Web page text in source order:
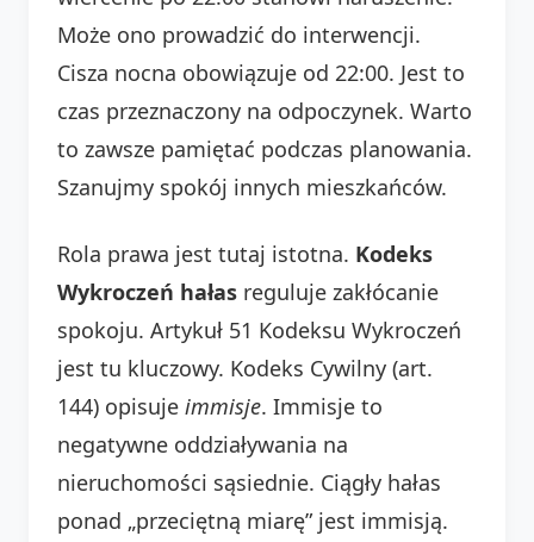
Może ono prowadzić do interwencji.
Cisza nocna obowiązuje od 22:00. Jest to
czas przeznaczony na odpoczynek. Warto
to zawsze pamiętać podczas planowania.
Szanujmy spokój innych mieszkańców.
Rola prawa jest tutaj istotna. Kodeks
Wykroczeń hałas reguluje zakłócanie
spokoju. Artykuł 51 Kodeksu Wykroczeń
jest tu kluczowy. Kodeks Cywilny (art.
144) opisuje immisje. Immisje to
negatywne oddziaływania na
nieruchomości sąsiednie. Ciągły hałas
ponad „przeciętną miarę” jest immisją.